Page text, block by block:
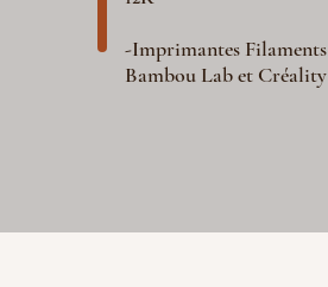
-Imprimantes Filaments
Bambou Lab et Créality